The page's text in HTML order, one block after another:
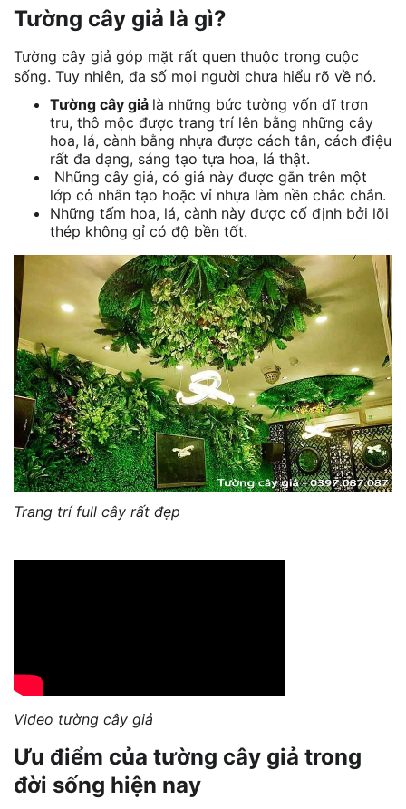
Tường cây giả là gì?
Tường cây giả góp mặt rất quen thuộc trong cuộc
sống. Tuy nhiên, đa số mọi người chưa hiểu rõ về nó.
Tường cây giả là những bức tường vốn dĩ trơn
tru, thô mộc được trang trí lên bằng những cây
hoa, lá, cành bằng nhựa được cách tân, cách điệu
rất đa dạng, sáng tạo tựa hoa, lá thật.
Những cây giả, cỏ giả này được gắn trên một
lớp cỏ nhân tạo hoặc vỉ nhựa làm nền chắc chắn.
Những tấm hoa, lá, cành này được cố định bởi lõi
thép không gỉ có độ bền tốt.
Trang trí full cây rất đẹp
Video tường cây giả
Ưu điểm của tường cây giả trong
đời sống hiện nay